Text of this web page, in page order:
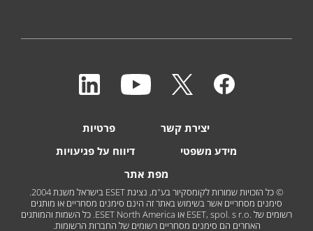
יצירת קשר
פרטיות
מידע משפטי
דיווח על פגיעויות
מפת אתר
סימנים מסחריים אשר בשימוש באתר זה הינם סימנים מסחריים או מותגים
רשומים של ESET, spol. s r.o.‎ או ESET North America. כל השמות והמותגים
האחרים הם סימנים מסחריים רשומים של החברות הרשומות.